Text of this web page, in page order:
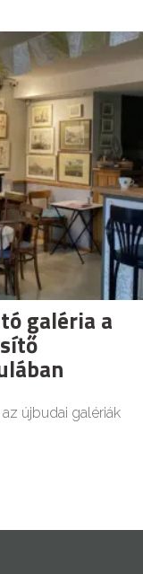
galéria a
újbudai galériák